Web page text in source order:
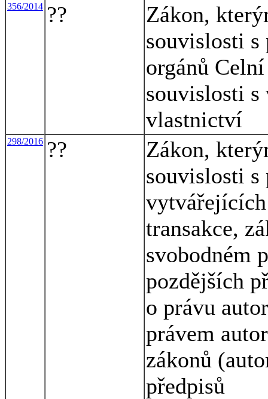
356/2014 ??
Zákon,
souvislosti s
orgánů
souvislosti s
vlastnictví
298/2016 ??
Zákon,
souvislosti s
transakce,
svobodném
pozdějších
o právu
právem
zákonů
předpisů